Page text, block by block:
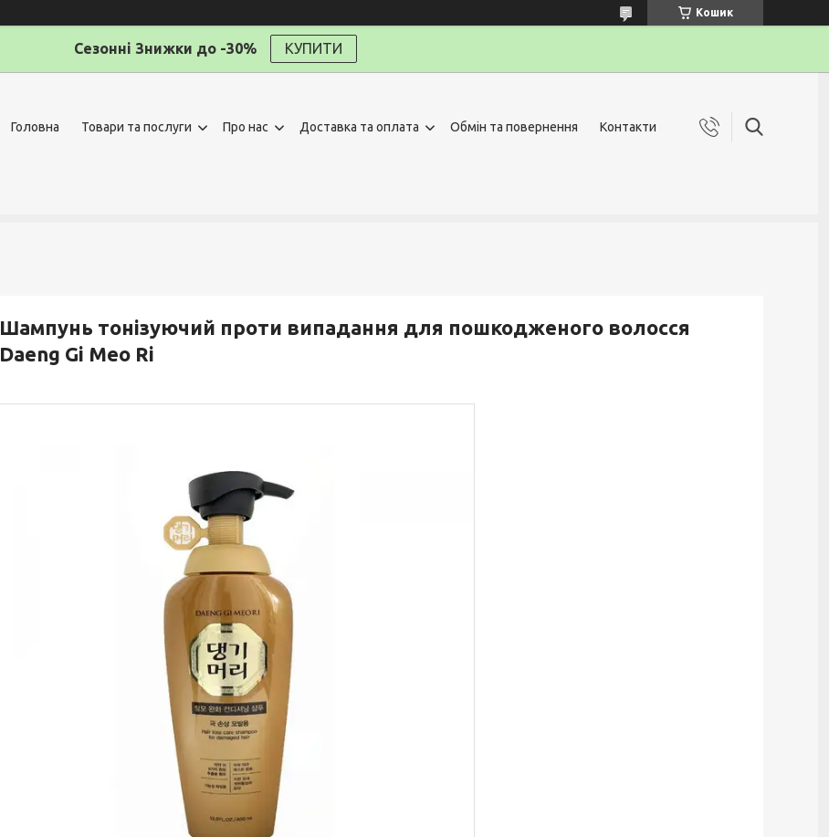
Кошик
Сезонні Знижки до -30% КУПИТИ
Головна Товари та послуги Про нас Доставка та оплата Обмін та повернення Контакти
Шампунь тонізуючий проти випадання для пошкодженого волосся
Daeng Gi Meo Ri